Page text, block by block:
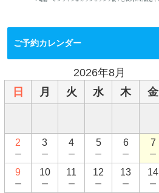
ご予約カレンダー
2026年8月
日
月 火 水 木 金
2
－
3
－
4
－
5
－
6
－
7
－
9
－
10
－
11
－
12
－
13
－
14
－